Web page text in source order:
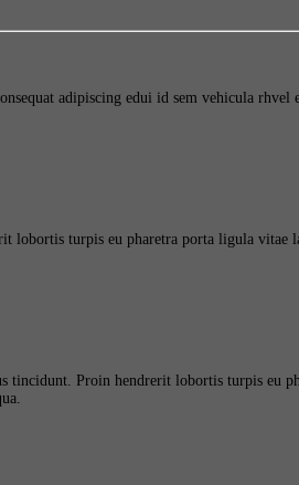
adipiscing edui id sem vehicula rhvel
lobortis turpis eu pharetra porta ligula vitae
Proin hendrerit lobortis turpis eu